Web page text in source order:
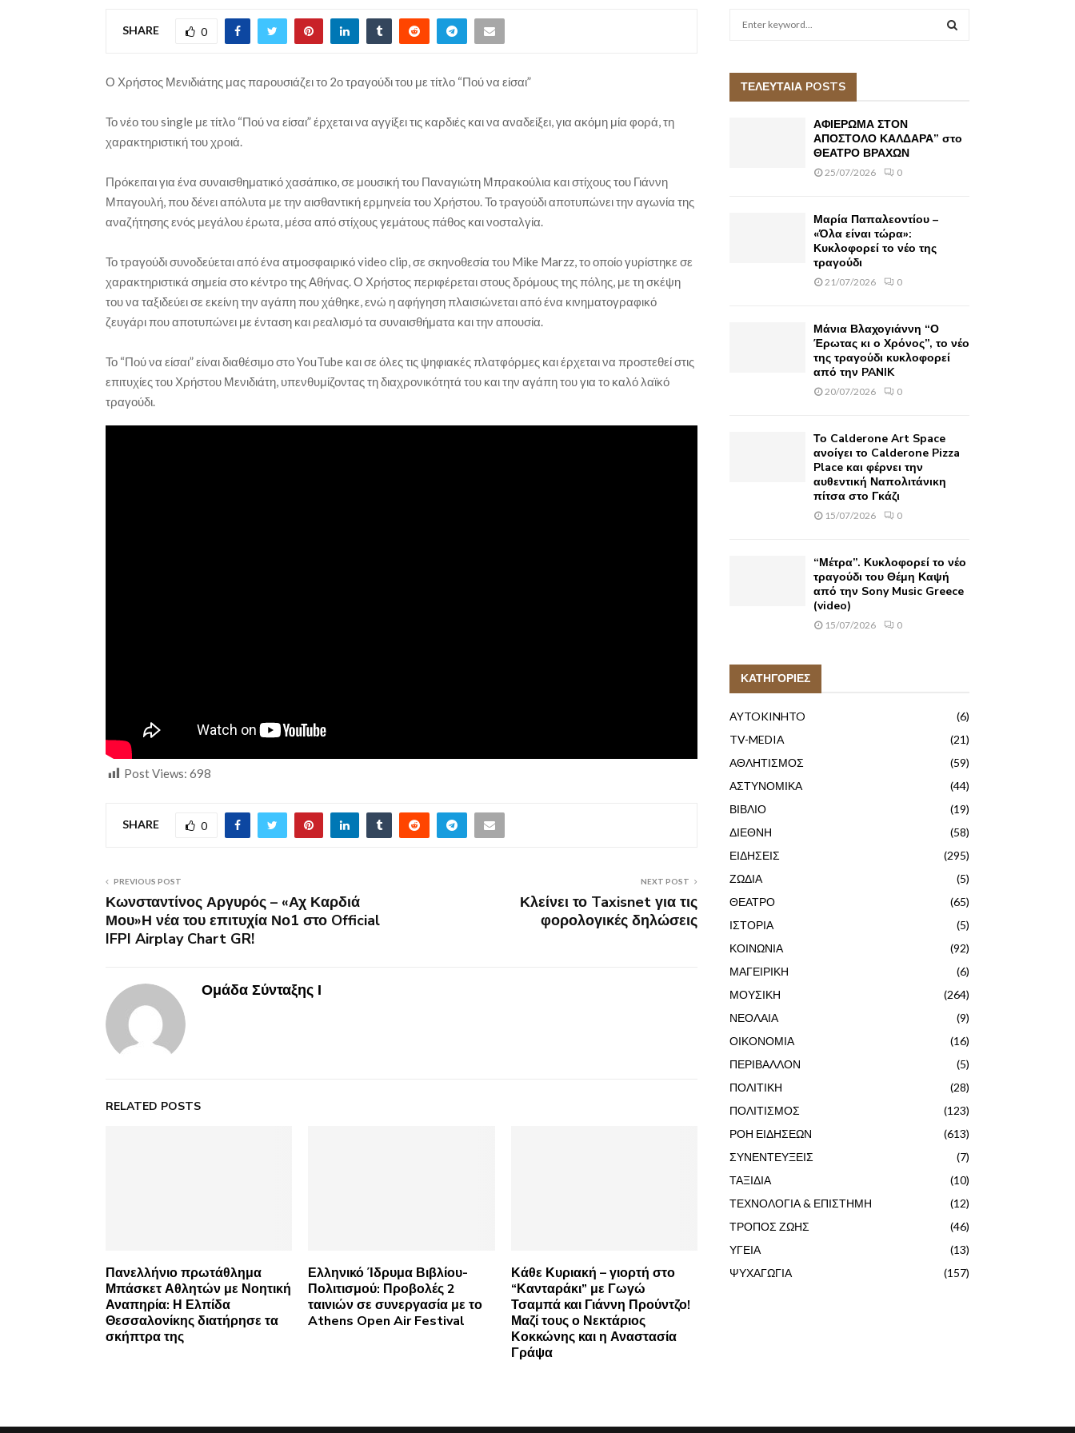
SHARE 0
Ο Χρήστος Μενιδιάτης μας παρουσιάζει το 2ο τραγούδι του με τίτλο “Πού να είσαι”
Το νέο του single με τίτλο “Πού να είσαι” έρχεται να αγγίξει τις καρδιές και να αναδείξει, για ακόμη μία φορά, τη
χαρακτηριστική του χροιά.
Πρόκειται για ένα συναισθηματικό χασάπικο, σε μουσική του Παναγιώτη Μπρακούλια και στίχους του Γιάννη
Μπαγουλή, που δένει απόλυτα με την αισθαντική ερμηνεία του Χρήστου. Το τραγούδι αποτυπώνει την αγωνία της
αναζήτησης ενός μεγάλου έρωτα, μέσα από στίχους γεμάτους πάθος και νοσταλγία.
Το τραγούδι συνοδεύεται από ένα ατμοσφαιρικό video clip, σε σκηνοθεσία του Mike Marzz, το οποίο γυρίστηκε σε
χαρακτηριστικά σημεία στο κέντρο της Αθήνας. Ο Χρήστος περιφέρεται στους δρόμους της πόλης, με τη σκέψη
του να ταξιδεύει σε εκείνη την αγάπη που χάθηκε, ενώ η αφήγηση πλαισιώνεται από ένα κινηματογραφικό
ζευγάρι που αποτυπώνει με ένταση και ρεαλισμό τα συναισθήματα και την απουσία.
Το “Πού να είσαι” είναι διαθέσιμο στο YouTube και σε όλες τις ψηφιακές πλατφόρμες και έρχεται να προστεθεί στις
επιτυχίες του Χρήστου Μενιδιάτη, υπενθυμίζοντας τη διαχρονικότητά του και την αγάπη του για το καλό λαϊκό
τραγούδι.
Post Views: 698
SHARE 0
PREVIOUS POST
Κωνσταντίνος Αργυρός – «Αχ Καρδιά
Μου»Η νέα του επιτυχία Νο1 στο Official
IFPI Airplay Chart GR!
NEXT POST
Κλείνει το Taxisnet για τις
φορολογικές δηλώσεις
Ομάδα Σύνταξης Ι
RELATED POSTS
Πανελλήνιο πρωτάθλημα
Μπάσκετ Αθλητών με Νοητική
Αναπηρία: Η Ελπίδα
Θεσσαλονίκης διατήρησε τα
σκήπτρα της
Ελληνικό Ίδρυμα Βιβλίου-
Πολιτισμού: Προβολές 2
ταινιών σε συνεργασία με το
Athens Open Air Festival
Κάθε Κυριακή – γιορτή στο
“Κανταράκι” με Γωγώ
Τσαμπά και Γιάννη Προύντζο!
Μαζί τους ο Νεκτάριος
Κοκκώνης και η Αναστασία
Γράψα
h
ΤΕΛΕΥΤΑΙΑ POSTS
ΑΦΙΕΡΩΜΑ ΣΤΟΝ
ΑΠΟΣΤΟΛΟ ΚΑΛΔΑΡΑ” στο
ΘΕΑΤΡΟ ΒΡΑΧΩΝ
25/07/2026 0
Μαρία Παπαλεοντίου –
«Όλα είναι τώρα»:
Κυκλοφορεί το νέο της
τραγούδι
21/07/2026 0
Μάνια Βλαχογιάννη “Ο
Έρωτας κι ο Χρόνος”, το νέο
της τραγούδι κυκλοφορεί
από την PANIK
20/07/2026 0
Το Calderone Art Space
ανοίγει το Calderone Pizza
Place και φέρνει την
αυθεντική Ναπολιτάνικη
πίτσα στο Γκάζι
15/07/2026 0
“Μέτρα”. Κυκλοφορεί το νέο
τραγούδι του Θέμη Καψή
από την Sony Music Greece
(video)
15/07/2026 0
ΚΑΤΗΓΟΡΙΕΣ
AYTOKINHTO
(6)
TV-MEDIA
(21)
ΑΘΛΗΤΙΣΜΟΣ
(59)
ΑΣΤΥΝΟΜΙΚΑ
(44)
ΒΙΒΛΙΟ
(19)
ΔΙΕΘΝΗ
(58)
ΕΙΔΗΣΕΙΣ
(295)
ΖΩΔΙΑ
(5)
ΘΕΑΤΡΟ
(65)
ΙΣΤΟΡΙΑ
(5)
ΚΟΙΝΩΝΙΑ
(92)
ΜΑΓΕΙΡΙΚΗ
(6)
ΜΟΥΣΙΚΗ
(264)
ΝΕΟΛΑΙΑ
(9)
ΟΙΚΟΝΟΜΙΑ
(16)
ΠΕΡΙΒΑΛΛΟΝ
(5)
ΠΟΛΙΤΙΚΗ
(28)
ΠΟΛΙΤΙΣΜΟΣ
(123)
ΡΟΗ ΕΙΔΗΣΕΩΝ
(613)
ΣΥΝΕΝΤΕΥΞΕΙΣ
(7)
ΤΑΞΙΔΙΑ
(10)
ΤΕΧΝΟΛΟΓΙΑ & ΕΠΙΣΤΗΜΗ
(12)
ΤΡΟΠΟΣ ΖΩΗΣ
(46)
ΥΓΕΙΑ
(13)
ΨΥΧΑΓΩΓΙΑ
(157)